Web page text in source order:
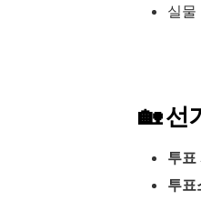
실물
🏡 선
투표
투표